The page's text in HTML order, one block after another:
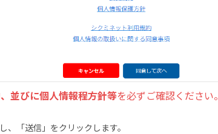
並びに個人情報程方針等を必ずご確認ください。
「送信」をクリックします。